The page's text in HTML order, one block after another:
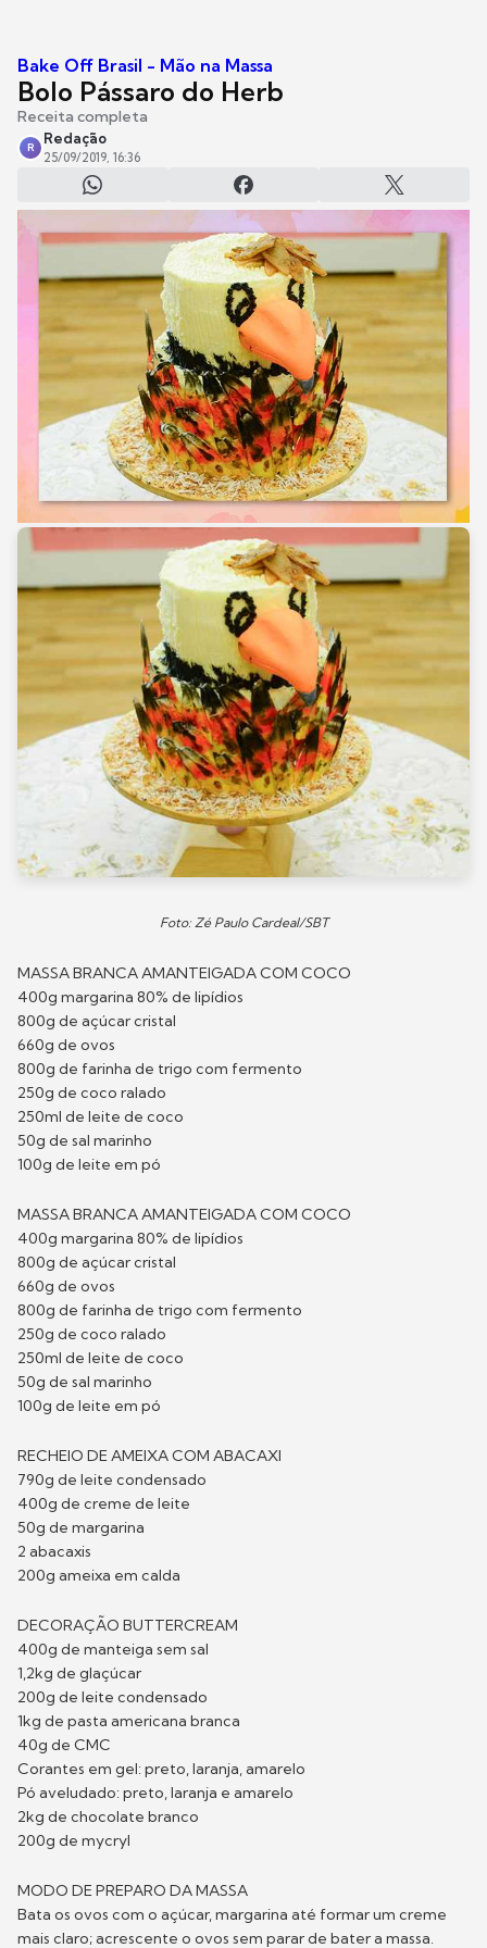
Bake Off Brasil - Mão na Massa
Bolo Pássaro do Herb
Receita completa
R
Redação
25/09/2019, 16:36
Foto: Zé Paulo Cardeal/SBT
MASSA BRANCA AMANTEIGADA COM COCO
400g margarina 80% de lipídios
800g de açúcar cristal
660g de ovos
800g de farinha de trigo com fermento
250g de coco ralado
250ml de leite de coco
50g de sal marinho
100g de leite em pó
MASSA BRANCA AMANTEIGADA COM COCO
400g margarina 80% de lipídios
800g de açúcar cristal
660g de ovos
800g de farinha de trigo com fermento
250g de coco ralado
250ml de leite de coco
50g de sal marinho
100g de leite em pó
RECHEIO DE AMEIXA COM ABACAXI
790g de leite condensado
400g de creme de leite
50g de margarina
2 abacaxis
200g ameixa em calda
DECORAÇÃO BUTTERCREAM
400g de manteiga sem sal
1,2kg de glaçúcar
200g de leite condensado
1kg de pasta americana branca
40g de CMC
Corantes em gel: preto, laranja, amarelo
Pó aveludado: preto, laranja e amarelo
2kg de chocolate branco
200g de mycryl
MODO DE PREPARO DA MASSA
Bata os ovos com o açúcar, margarina até formar um creme
mais claro; acrescente o ovos sem parar de bater a massa.